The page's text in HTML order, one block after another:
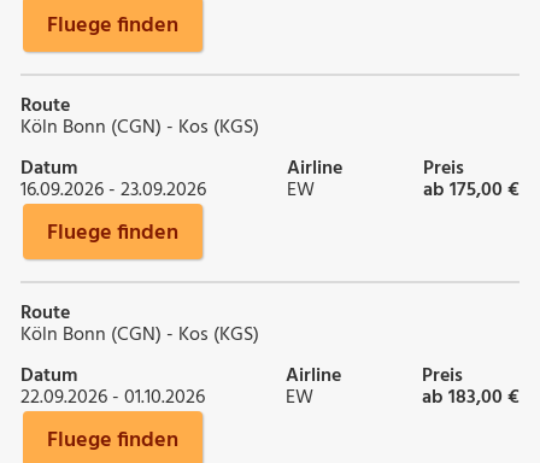
Fluege finden
Route
Köln Bonn (CGN) - Kos (KGS)
Datum
16.09.2026 - 23.09.2026
Airline
EW
Preis
ab 175,00 €
Fluege finden
Route
Köln Bonn (CGN) - Kos (KGS)
Datum
22.09.2026 - 01.10.2026
Airline
EW
Preis
ab 183,00 €
Fluege finden